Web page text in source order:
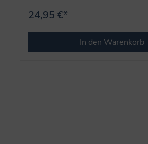
24,95 €*
In den Warenkorb